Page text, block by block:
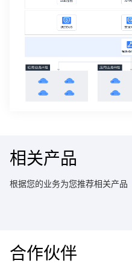
相关产品
根据您的业务为您推荐相关产品
合作伙伴